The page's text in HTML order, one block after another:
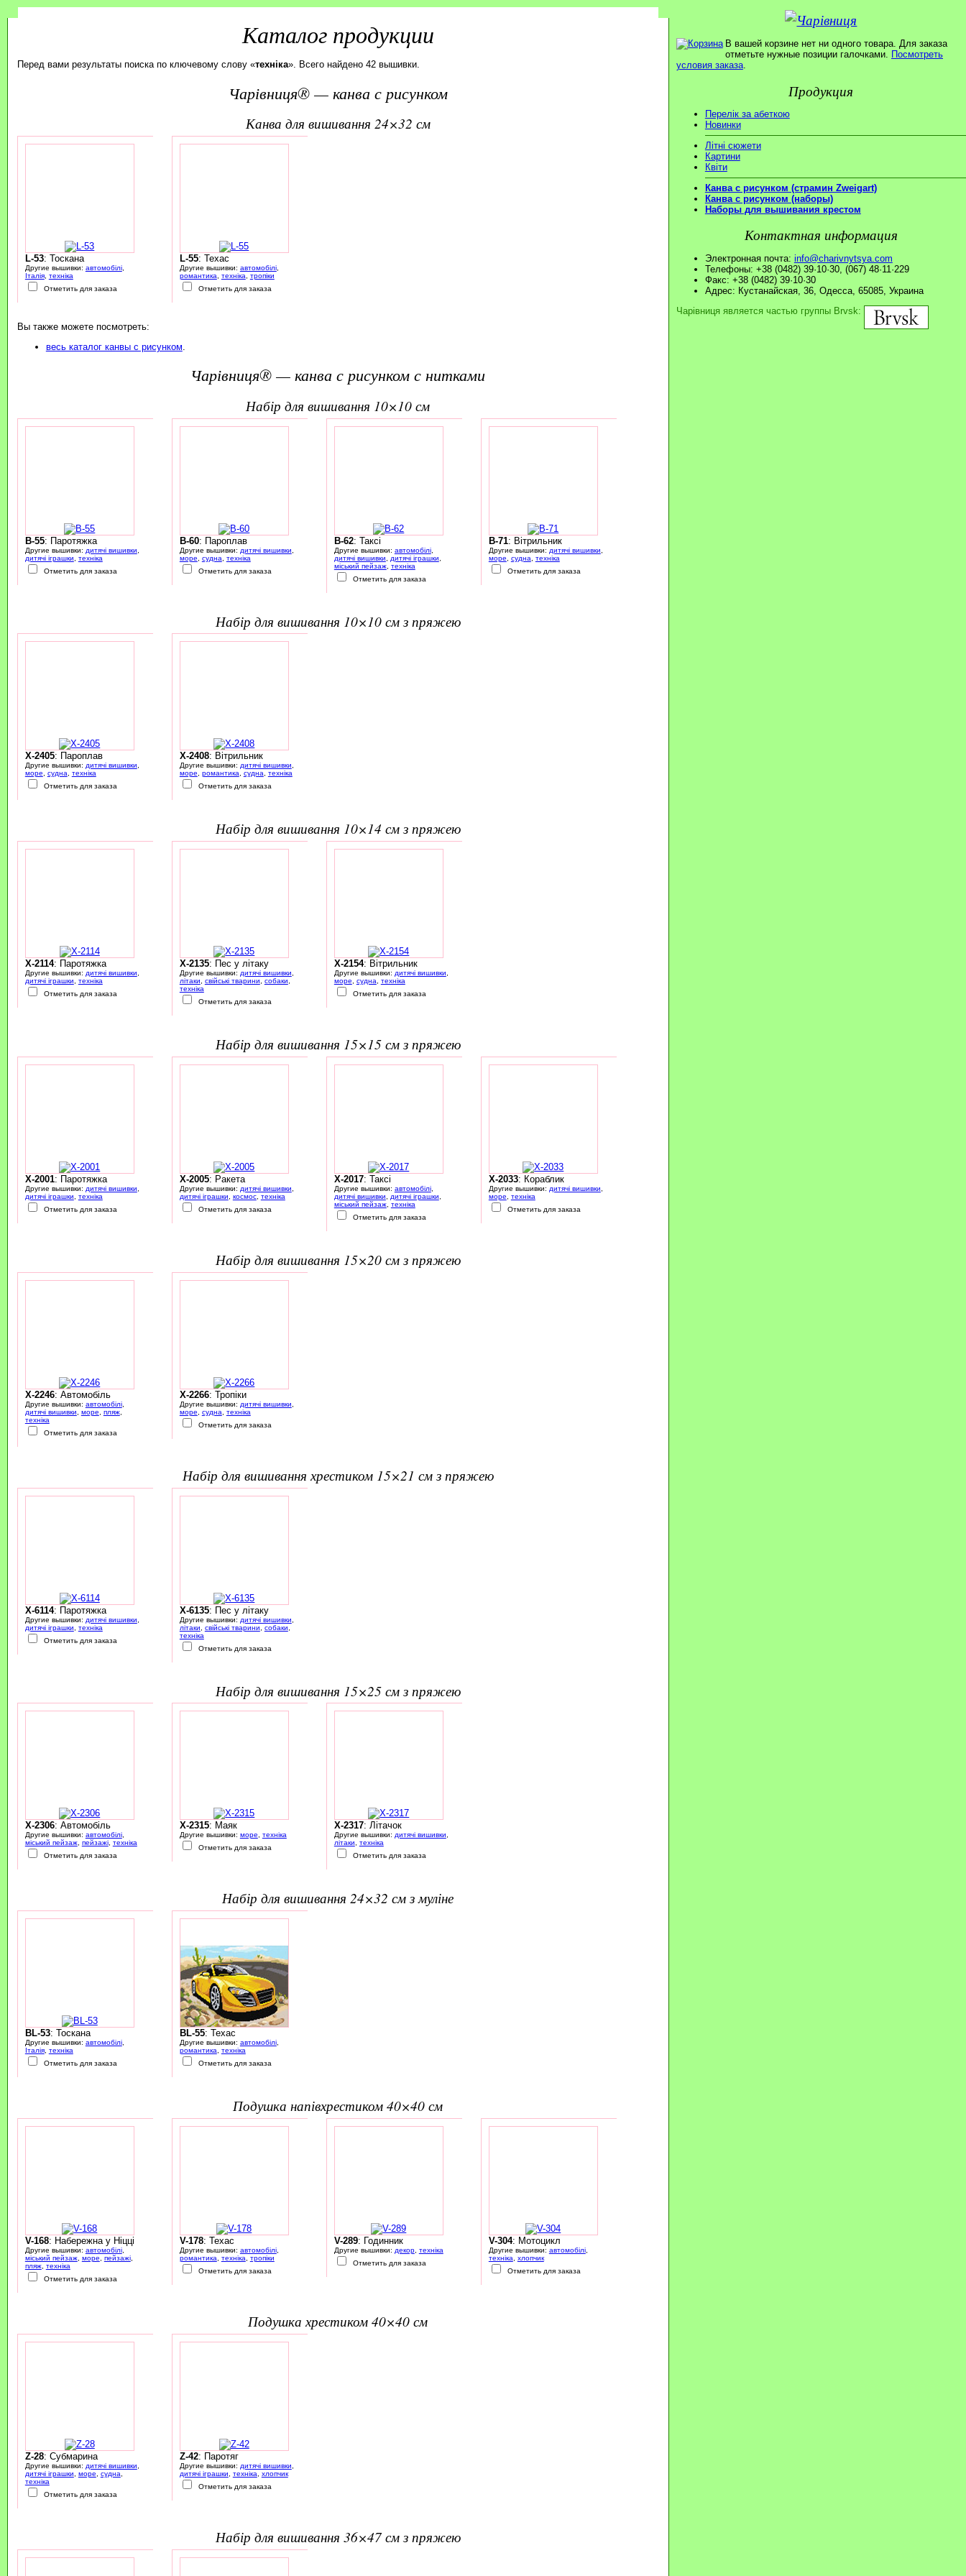
Каталог продукции
Перед вами результаты поиска по ключевому слову «техніка». Всего найдено 42 вышивки.
Чарівниця® — канва с рисунком
канва для вишивання 24×32 см
L-53: Тоскана
Другие вышивки: автомобілі,
Італія, техніка
Отметить для заказа
L-55: Техас
Другие вышивки: автомобілі,
романтика
техніка
тропіки
Отметить для заказа
Вы также можете посмотреть:
весь каталог канвы с рисунком
Чарівниця® — канва с рисунком с нитками
набір для вишивання 10×10 см
B-55: Паротяжка
Другие вышивки: дитячі вишивки
дитячі іграшки
техніка
Отметить для заказа
B-60: Пароплав
Другие вышивки: дитячі вишивки
море
судна
техніка
Отметить для заказа
B-62: Таксі
Другие вышивки: автомобілі,
дитячі вишивки
дитячі іграшки
міський пейзаж, техніка
Отметить для заказа
B-71: Вітрильник
Другие вышивки: дитячі вишивки
море
судна
техніка
Отметить для заказа
набір для вишивання 10×10 см з пряжею
X-2405: Пароплав
Другие вышивки: дитячі вишивки,
море, судна, техніка
Отметить для заказа
X-2408: Вітрильник
Другие вышивки: дитячі вишивки,
море, романтика, судна, техніка
Отметить для заказа
набір для вишивання 10×14 см з пряжею
X-2114: Паротяжка
Другие вышивки: дитячі вишивки
дитячі іграшки
техніка
Отметить для заказа
X-2135: Пес у літаку
Другие вышивки: дитячі вишивки
літаки
свійські тварини собаки
техніка
Отметить для заказа
X-2154: Вітрильник
Другие вышивки: дитячі вишивки
море
судна
техніка
Отметить для заказа
набір для вишивання 15×15 см з пряжею
X-2001: Паротяжка
Другие вышивки: дитячі вишивки
дитячі іграшки
техніка
Отметить для заказа
X-2005: Ракета
Другие вышивки: дитячі вишивки
дитячі іграшки
космос, техніка
Отметить для заказа
X-2017: Таксі
Другие вышивки: автомобілі,
дитячі вишивки
дитячі іграшки
міський пейзаж, техніка
Отметить для заказа
X-2033: Кораблик
Другие вышивки: дитячі вишивки
море
техніка
Отметить для заказа
набір для вишивання 15×20 см з пряжею
X-2246: Автомобіль
Другие вышивки: автомобілі,
дитячі вишивки
море пляж,
техніка
Отметить для заказа
X-2266: Тропіки
Другие вышивки: дитячі вишивки
море
судна
техніка
Отметить для заказа
набір для вишивання хрестиком 15×21 см з пряжею
X-6114: Паротяжка
Другие вышивки: дитячі вишивки
дитячі іграшки
техніка
Отметить для заказа
X-6135: Пес у літаку
Другие вышивки: дитячі вишивки
літаки
свійські тварини собаки
техніка
Отметить для заказа
набір для вишивання 15×25 см з пряжею
X-2306: Автомобіль
Другие вышивки: автомобілі,
міський пейзаж, пейзажі, техніка
Отметить для заказа
X-2315: Маяк
Другие вышивки: море, техніка
Отметить для заказа
X-2317: Літачок
Другие вышивки: дитячі вишивки,
літаки, техніка
Отметить для заказа
набір для вишивання 24×32 см з муліне
BL-53: Тоскана
Другие вышивки: автомобілі,
Італія, техніка
Отметить для заказа
BL-55: Техас
Другие вышивки: автомобілі,
романтика
техніка
Отметить для заказа
подушка напівхрестиком 40×40 см
V-168: Набережна у Ніцці
Другие вышивки: автомобілі,
міський пейзаж, море пейзажі,
пляж, техніка
Отметить для заказа
V-178: Техас
Другие вышивки: автомобілі,
романтика
техніка
тропіки
Отметить для заказа
V-289: Годинник
Другие вышивки: декор, техніка
Отметить для заказа
V-304: Мотоцикл
Другие вышивки: автомобілі,
техніка
хлопчик
Отметить для заказа
подушка хрестиком 40×40 см
Z-28: Субмарина
Другие вышивки: дитячі вишивки
дитячі іграшки
море судна
техніка
Отметить для заказа
Z-42: Паротяг
Другие вышивки: дитячі вишивки
дитячі іграшки
техніка
хлопчик
Отметить для заказа
набір для вишивання 36×47 см з пряжею
В вашей корзине нет ни одного товара. Для заказа
отметьте нужные позиции галочками. Посмотреть
условия заказа.
Продукция
Перелік за абеткою
Новинки
Літні сюжети
Картини
Квіти
Канва с рисунком (страмин Zweigart)
Канва с рисунком (наборы)
Наборы для вышивания крестом
Контактная информация
Электронная почта: info@charivnytsya.com
Телефоны: +38 (0482) 39·10·30, (067) 48·11·229
Факс: +38 (0482) 39·10·30
Адрес: Кустанайская, 36, Одесса, 65085, Украина
Чарівниця является частью группы Brvsk: